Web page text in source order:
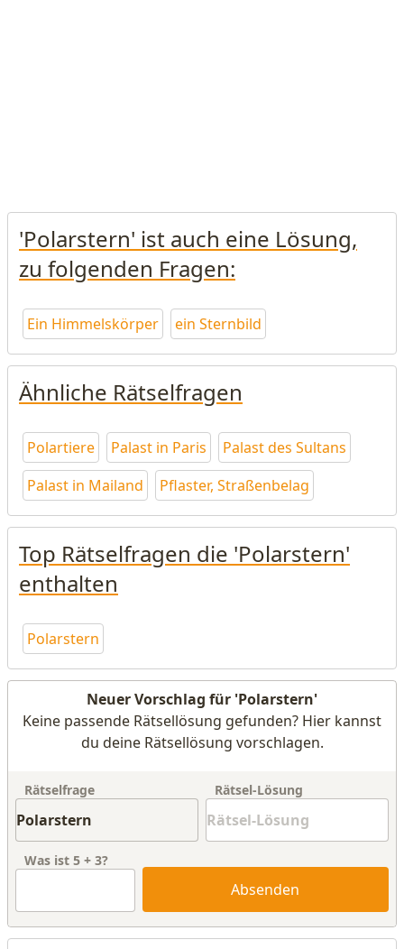
'Polarstern' ist auch eine Lösung,
zu folgenden Fragen:
Ein Himmelskörper ein Sternbild
Ähnliche Rätselfragen
Polartiere Palast in Paris
Palast des Sultans
Palast in Mailand
Pflaster, Straßenbelag
Top Rätselfragen die 'Polarstern'
enthalten
Polarstern
Neuer Vorschlag für 'Polarstern'
Keine passende Rätsellösung gefunden? Hier kannst
du deine Rätsellösung vorschlagen.
Rätselfrage Rätsel-Lösung
Was ist 5 + 3?
Absenden